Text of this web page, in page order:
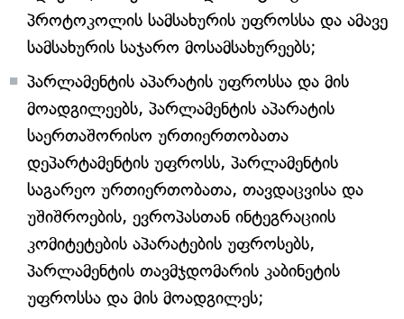
პროტოკოლის სამსახურის უფროსსა და ამავე
სამსახურის საჯარო მოსამსახურეებს;
პარლამენტის აპარატის უფროსსა და მის
მოადგილეებს, პარლამენტის აპარატის
საერთაშორისო ურთიერთობათა
დეპარტამენტის უფროსს, პარლამენტის
საგარეო ურთიერთობათა, თავდაცვისა და
უშიშროების, ევროპასთან ინტეგრაციის
კომიტეტების აპარატების უფროსებს,
პარლამენტის თავმჯდომარის კაბინეტის
უფროსსა და მის მოადგილეს;